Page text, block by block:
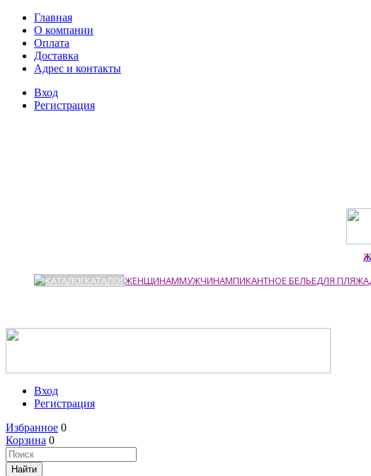
Главная
О компании
Оплата
Доставка
Адрес и контакты
Вход
Регистрация
КАТАЛОГЖЕНЩИНАММУЖЧИНАМПИКАНТНОЕ БЕЛЬЕДЛЯ ПЛЯЖА
Вход
Регистрация
Избранное 0
Корзина 0